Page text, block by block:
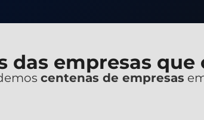
das empresas
centenas de empresas